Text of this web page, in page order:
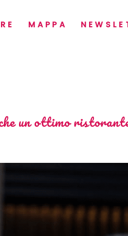
MAPPA
un ottimo